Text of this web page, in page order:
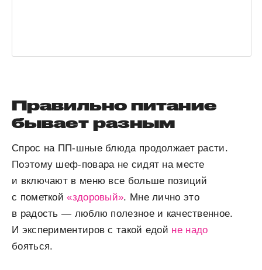
Правильно питание
бывает разным
Спрос на ПП-шные блюда продолжает расти.
Поэтому шеф-повара не сидят на месте
и включают в меню все больше позиций
с пометкой«здоровый». Мне лично это
в радость — люблю полезное и качественное.
И экспериментиров с такой едой не надо
бояться.